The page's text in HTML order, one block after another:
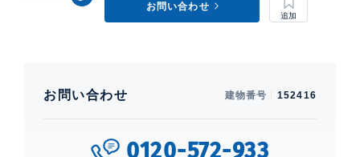
お問い合わせ
お問い合わせ 建物番号 152416
0120-572-933